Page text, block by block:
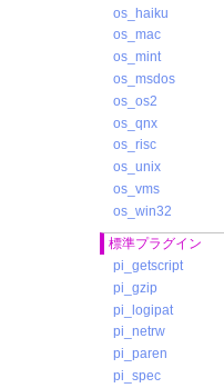
os_haiku
os_mac
os_mint
os_msdos
os_os2
os_qnx
os_risc
os_unix
os_vms
os_win32
標準プラグイン
pi_getscript
pi_gzip
pi_logipat
pi_netrw
pi_paren
pi_spec